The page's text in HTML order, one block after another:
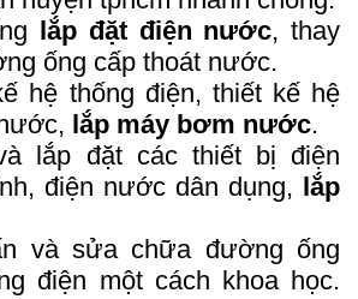
lắp đặt điện nước, thay
ống cấp thoát nước.
hệ thống điện, thiết kế hệ
lắp máy bơm nước.
lắp đặt các thiết bị điện
điện nước dân dụng, lắp
và sửa chữa đường ống
điện một cách khoa học.